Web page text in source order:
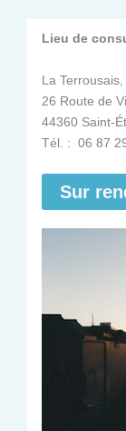
Lieu de
La Terrousais,
26 Route de
44360 Saint-
Tél. : 06 87
Sur